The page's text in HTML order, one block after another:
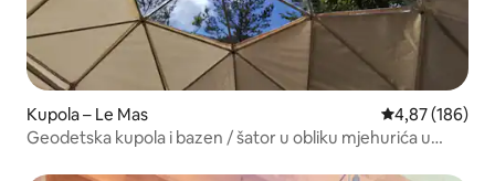
Kupola – Le Mas Prosječna
4,87 (186)
Geodetska kupola i bazen / šator u obliku mjehurića u